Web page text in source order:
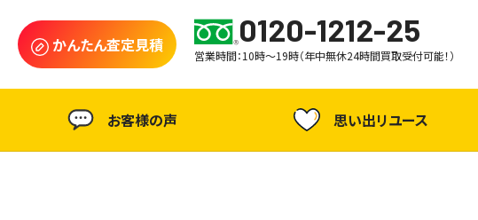
かんたん査定見積 0120-1212-25
営業時間：10時～19時（年中無休24時間買取受付可能！）
お客様の声 思い出リユース